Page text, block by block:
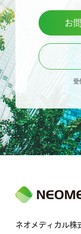
お
受
ネオメディカル株